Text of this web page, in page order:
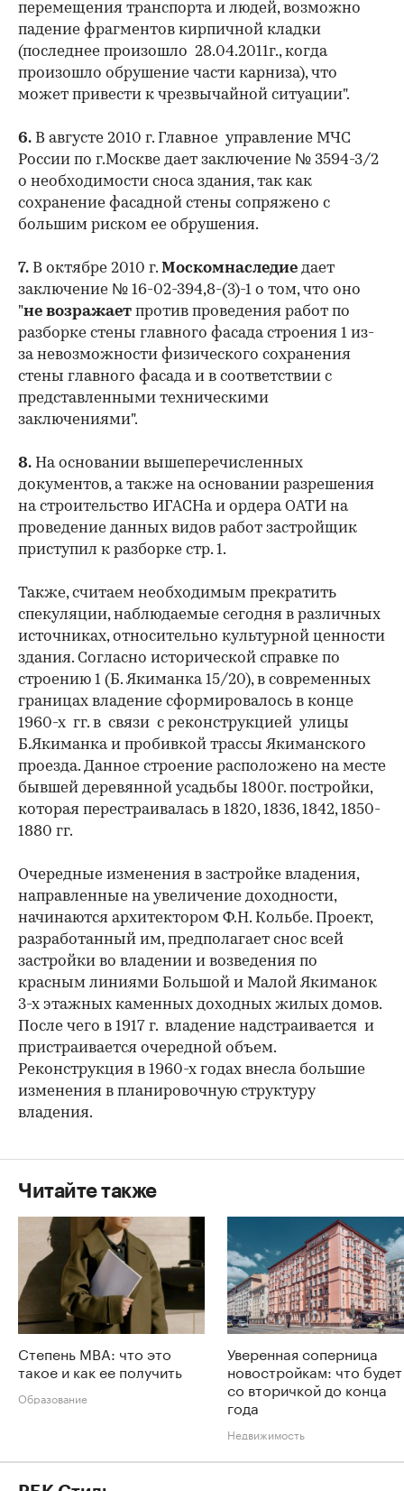
перемещения транспорта и людей, возможно
падение фрагментов кирпичной кладки
(последнее произошло 28.04.2011г., когда
произошло обрушение части карниза), что
может привести к чрезвычайной ситуации".
6. В августе 2010 г. Главное управление МЧС
России по г.Москве дает заключение № 3594-3/2
о необходимости сноса здания, так как
сохранение фасадной стены сопряжено с
большим риском ее обрушения.
7. В октябре 2010 г. Москомнаследие дает
заключение № 16-02-394,8-(3)-1 о том, что оно
"не возражает против проведения работ по
разборке стены главного фасада строения 1 из-
за невозможности физического сохранения
стены главного фасада и в соответствии с
представленными техническими
заключениями".
8. На основании вышеперечисленных
документов, а также на основании разрешения
на строительство ИГАСНа и ордера ОАТИ на
проведение данных видов работ застройщик
приступил к разборке стр. 1.
Также, считаем необходимым прекратить
спекуляции, наблюдаемые сегодня в различных
источниках, относительно культурной ценности
здания. Согласно исторической справке по
строению 1 (Б. Якиманка 15/20), в современных
границах владение сформировалось в конце
1960-х гг. в связи с реконструкцией улицы
Б.Якиманка и пробивкой трассы Якиманского
проезда. Данное строение расположено на месте
бывшей деревянной усадьбы 1800г. постройки,
которая перестраивалась в 1820, 1836, 1842, 1850-
1880 гг.
Очередные изменения в застройке владения,
направленные на увеличение доходности,
начинаются архитектором Ф.Н. Кольбе. Проект,
разработанный им, предполагает снос всей
застройки во владении и возведения по
красным линиями Большой и Малой Якиманок
3-х этажных каменных доходных жилых домов.
После чего в 1917 г. владение надстраивается и
пристраивается очередной объем.
Реконструкция в 1960-х годах внесла большие
изменения в планировочную структуру
владения.
Читайте также
Степень MBA: что это
такое и как ее получить
Образование
Уверенная соперница
новостройкам: что будет
со вторичкой до конца
года
Недвижимость